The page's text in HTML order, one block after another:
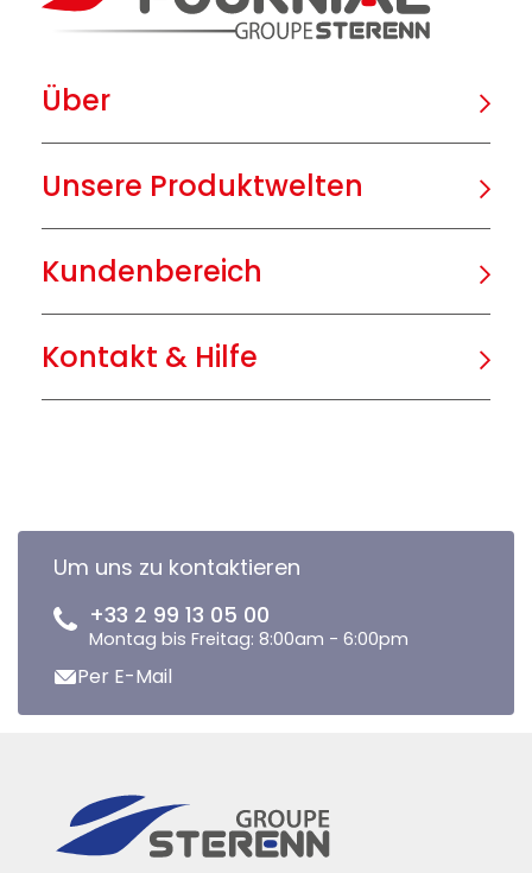
Über
Unsere Produktwelten
Kundenbereich
Kontakt & Hilfe
Um uns zu kontaktieren
+33 2 99 13 05 00
Montag bis Freitag: 8:00am - 6:00pm
Per E-Mail